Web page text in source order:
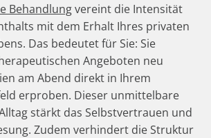
Behandlungvereint die Intensität
mit dem Erhalt Ihres privaten
Das bedeutet für Sie: Sie
Angeboten neu
am Abend direkt in Ihrem
erproben. Dieser unmittelbare
stärkt das Selbstvertrauen und
Zudem verhindert die Struktur